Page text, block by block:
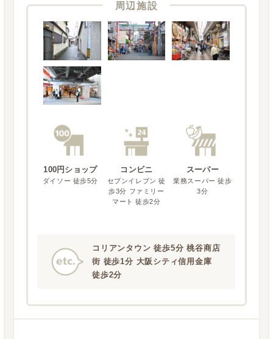
周辺施設
100円ショップ
ダイソー 徒歩5分
コンビニ
セブンイレブン 徒
歩3分 ファミリー
マート 徒歩2分
スーパー
業務スーパー 徒歩
3分
コリアンタウン 徒歩5分 桃谷商店
街 徒歩1分 大阪シティ信用金庫
徒歩2分